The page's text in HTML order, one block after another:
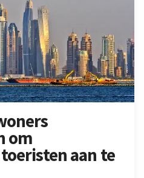
om
aan te